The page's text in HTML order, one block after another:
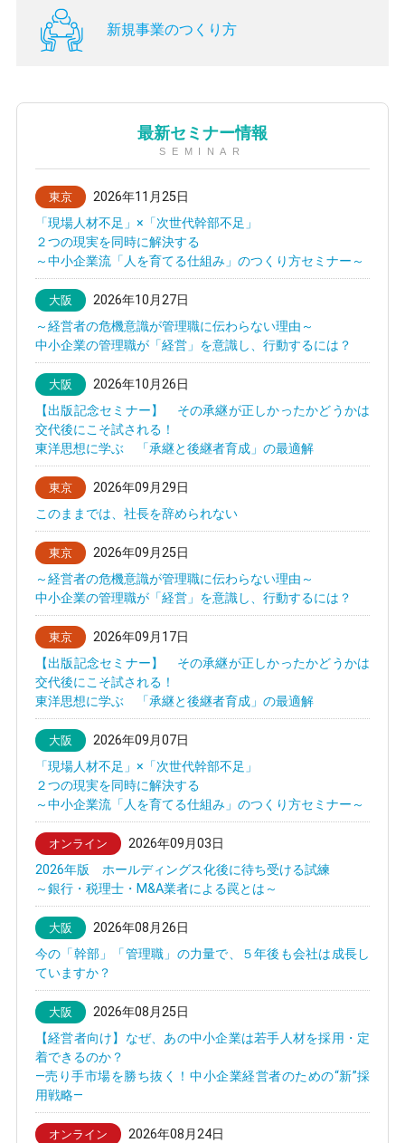
新規事業のつくり方
最新セミナー情報
SEMINAR
東京
2026年11月25日
「現場人材不足」×「次世代幹部不足」
２つの現実を同時に解決する
～中小企業流「人を育てる仕組み」のつくり方セミナー～
大阪
2026年10月27日
～経営者の危機意識が管理職に伝わらない理由～
中小企業の管理職が「経営」を意識し、行動するには？
大阪
2026年10月26日
【出版記念セミナー】 その承継が正しかったかどうかは
交代後にこそ試される！
東洋思想に学ぶ 「承継と後継者育成」の最適解
東京
2026年09月29日
このままでは、社長を辞められない
東京
2026年09月25日
～経営者の危機意識が管理職に伝わらない理由～
中小企業の管理職が「経営」を意識し、行動するには？
東京
2026年09月17日
【出版記念セミナー】 その承継が正しかったかどうかは
交代後にこそ試される！
東洋思想に学ぶ 「承継と後継者育成」の最適解
大阪
2026年09月07日
「現場人材不足」×「次世代幹部不足」
２つの現実を同時に解決する
～中小企業流「人を育てる仕組み」のつくり方セミナー～
オンライン
2026年09月03日
2026年版 ホールディングス化後に待ち受ける試練
～銀行・税理士・M&A業者による罠とは～
大阪
2026年08月26日
今の「幹部」「管理職」の力量で、５年後も会社は成長し
ていますか？
大阪
2026年08月25日
【経営者向け】なぜ、あの中小企業は若手人材を採用・定
着できるのか？
—売り手市場を勝ち抜く！中小企業経営者のための“新”採
用戦略—
オンライン
2026年08月24日